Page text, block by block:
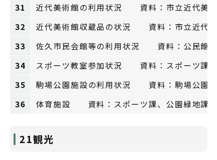
31
近代美術館の利用状況 資料：市立近代美
32
近代美術館収蔵品の状況 資料：市立近代
33
佐久市民会館等の利用状況 資料：公民館
34
スポーツ教室参加状況 資料：スポーツ課
35
駒場公園施設の利用状況 資料：駒場公園
36
体育施設 資料：スポーツ課、公園緑地課
21観光